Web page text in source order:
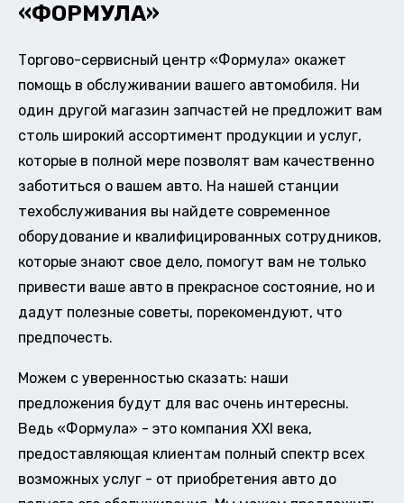
«ФОРМУЛА»
Торгово-сервисный центр «Формула» окажет
помощь в обслуживании вашего автомобиля. Ни
один другой магазин запчастей не предложит вам
столь широкий ассортимент продукции и услуг,
которые в полной мере позволят вам качественно
заботиться о вашем авто. На нашей станции
техобслуживания вы найдете современное
оборудование и квалифицированных сотрудников,
которые знают свое дело, помогут вам не только
привести ваше авто в прекрасное состояние, но и
дадут полезные советы, порекомендуют, что
предпочесть.
Можем с уверенностью сказать: наши
предложения будут для вас очень интересны.
Ведь «Формула» - это компания XXI века,
предоставляющая клиентам полный спектр всех
возможных услуг - от приобретения авто до